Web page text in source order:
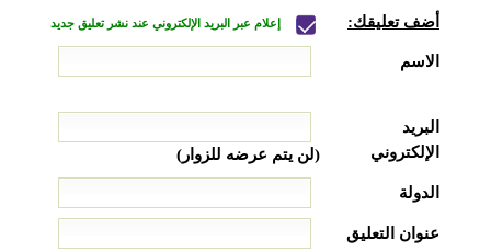
أضف تعليقك: إعلام عبر البريد الإلكتروني عند نشر تعليق جديد
الاسم
البريد
الإلكتروني
(لن يتم عرضه للزوار)
الدولة
عنوان التعليق